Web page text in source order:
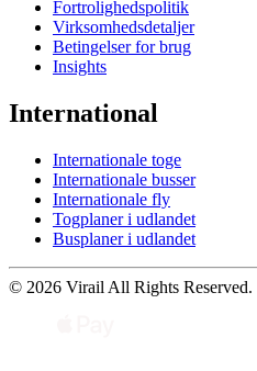
Fortrolighedspolitik
Virksomhedsdetaljer
Betingelser for brug
Insights
International
Internationale toge
Internationale busser
Internationale fly
Togplaner i udlandet
Busplaner i udlandet
© 2026 Virail All Rights Reserved.